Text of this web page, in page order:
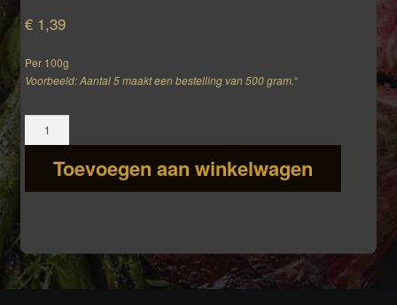
€1,39
Per 100g
Voorbeeld: Aantal 5 maakt een bestelling van 500 gram.“
Toevoegen aan winkelwagen